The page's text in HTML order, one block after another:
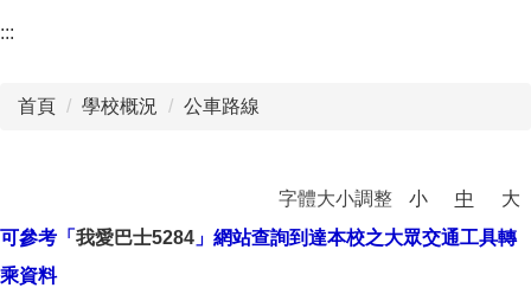
:::
首頁 學校概況 公車路線
字體大小調整 小 中
大
可參考「 我愛巴士5284 」網站查詢到達本校之大眾交通工具轉
乘資料